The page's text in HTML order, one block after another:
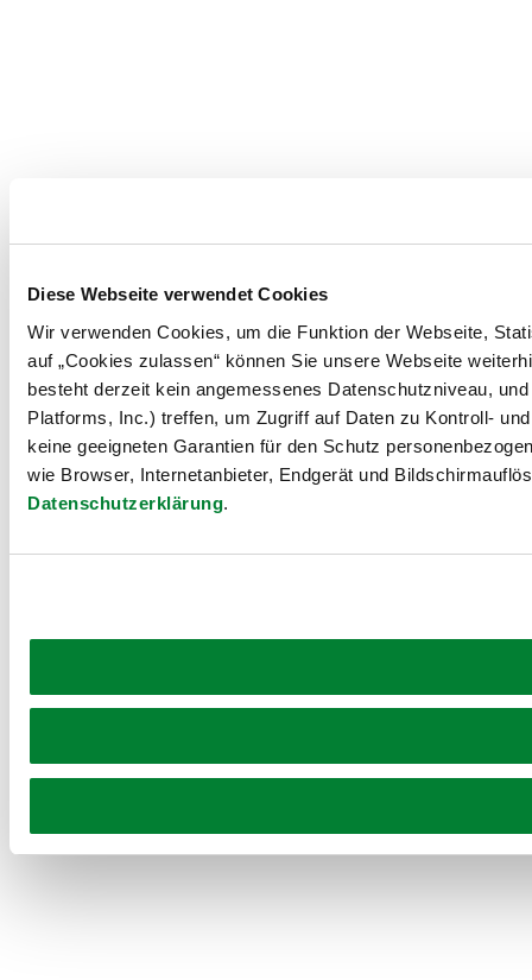
Diese Webseite verwendet Cookies
Wir verwenden Cookies, um die Funktion der Webseite,
auf „Cookies zulassen“ können Sie unsere Webseite
besteht derzeit kein angemessenes Datenschutzniveau,
Platforms, Inc.) treffen, um Zugriff auf Daten zu Kontroll-
keine geeigneten Garantien für den Schutz
wie Browser, Internetanbieter, Endgerät und
Datenschutzerklärung.